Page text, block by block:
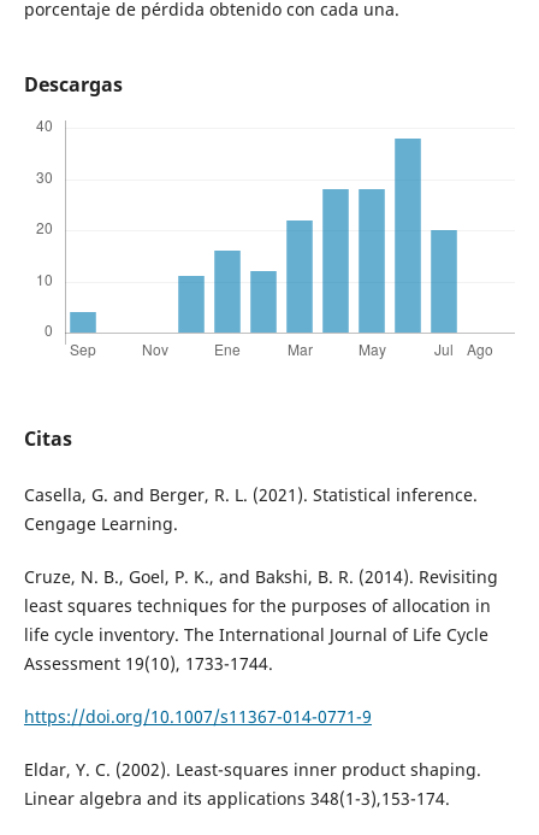
porcentaje de pérdida obtenido con cada una.
Descargas
Citas
Casella, G. and Berger, R. L. (2021). Statistical inference.
Cengage Learning.
Cruze, N. B., Goel, P. K., and Bakshi, B. R. (2014). Revisiting
least squares techniques for the purposes of allocation in
life cycle inventory. The International Journal of Life Cycle
Assessment 19(10), 1733-1744.
https://doi.org/10.1007/s11367-014-0771-9
Eldar, Y. C. (2002). Least-squares inner product shaping.
Linear algebra and its applications 348(1-3),153-174.